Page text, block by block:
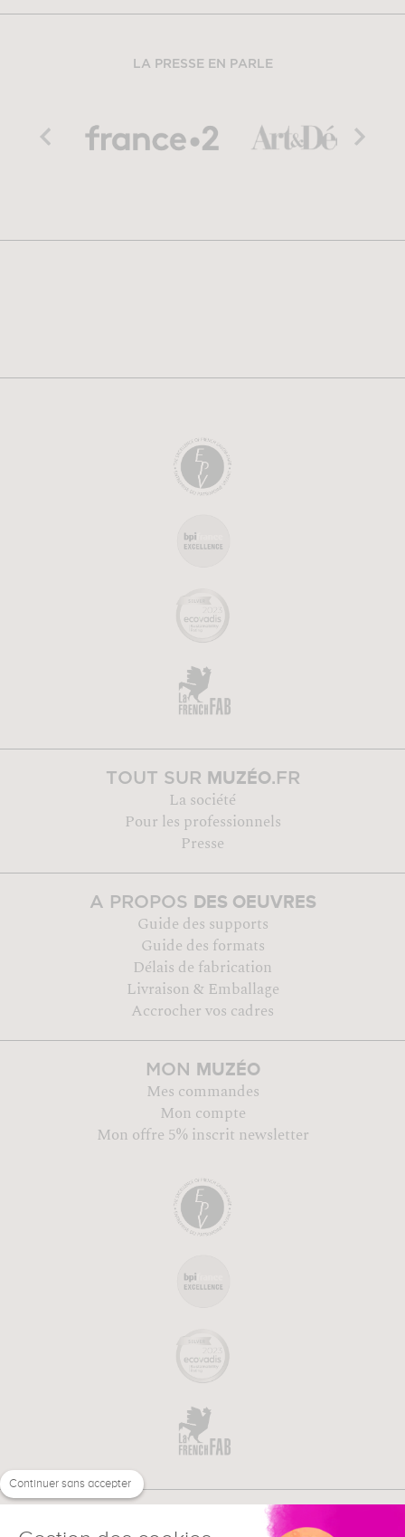
LA PRESSE EN PARLE
TOUT SUR MUZÉO.FR
La société
Pour les professionnels
Presse
A PROPOS DES OEUVRES
Guide des supports
Guide des formats
Délais de fabrication
Livraison & Emballage
Accrocher vos cadres
MON MUZÉO
Mes commandes
Mon compte
Mon offre 5% inscrit newsletter
Continuer sans accepter